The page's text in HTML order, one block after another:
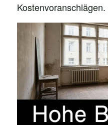
Kostenvoranschlägen.